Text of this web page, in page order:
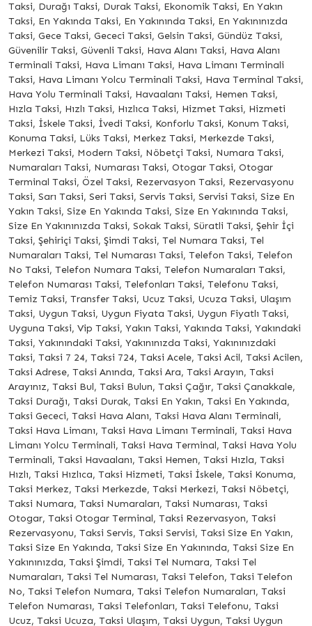
Taksi, Durağı Taksi, Durak Taksi, Ekonomik Taksi, En Yakın
Taksi, En Yakında Taksi, En Yakınında Taksi, En Yakınınızda
Taksi, Gece Taksi, Gececi Taksi, Gelsin Taksi, Gündüz Taksi,
Güvenilir Taksi, Güvenli Taksi, Hava Alanı Taksi, Hava Alanı
Terminali Taksi, Hava Limanı Taksi, Hava Limanı Terminali
Taksi, Hava Limanı Yolcu Terminali Taksi, Hava Terminal Taksi,
Hava Yolu Terminali Taksi, Havaalanı Taksi, Hemen Taksi,
Hızla Taksi, Hızlı Taksi, Hızlıca Taksi, Hizmet Taksi, Hizmeti
Taksi, İskele Taksi, İvedi Taksi, Konforlu Taksi, Konum Taksi,
Konuma Taksi, Lüks Taksi, Merkez Taksi, Merkezde Taksi,
Merkezi Taksi, Modern Taksi, Nöbetçi Taksi, Numara Taksi,
Numaraları Taksi, Numarası Taksi, Otogar Taksi, Otogar
Terminal Taksi, Özel Taksi, Rezervasyon Taksi, Rezervasyonu
Taksi, Sarı Taksi, Seri Taksi, Servis Taksi, Servisi Taksi, Size En
Yakın Taksi, Size En Yakında Taksi, Size En Yakınında Taksi,
Size En Yakınınızda Taksi, Sokak Taksi, Süratli Taksi, Şehir İçi
Taksi, Şehiriçi Taksi, Şimdi Taksi, Tel Numara Taksi, Tel
Numaraları Taksi, Tel Numarası Taksi, Telefon Taksi, Telefon
No Taksi, Telefon Numara Taksi, Telefon Numaraları Taksi,
Telefon Numarası Taksi, Telefonları Taksi, Telefonu Taksi,
Temiz Taksi, Transfer Taksi, Ucuz Taksi, Ucuza Taksi, Ulaşım
Taksi, Uygun Taksi, Uygun Fiyata Taksi, Uygun Fiyatlı Taksi,
Uyguna Taksi, Vip Taksi, Yakın Taksi, Yakında Taksi, Yakındaki
Taksi, Yakınındaki Taksi, Yakınınızda Taksi, Yakınınızdaki
Taksi, Taksi 7 24, Taksi 724, Taksi Acele, Taksi Acil, Taksi Acilen,
Taksi Adrese, Taksi Anında, Taksi Ara, Taksi Arayın, Taksi
Arayınız, Taksi Bul, Taksi Bulun, Taksi Çağır, Taksi Çanakkale,
Taksi Durağı, Taksi Durak, Taksi En Yakın, Taksi En Yakında,
Taksi Gececi, Taksi Hava Alanı, Taksi Hava Alanı Terminali,
Taksi Hava Limanı, Taksi Hava Limanı Terminali, Taksi Hava
Limanı Yolcu Terminali, Taksi Hava Terminal, Taksi Hava Yolu
Terminali, Taksi Havaalanı, Taksi Hemen, Taksi Hızla, Taksi
Hızlı, Taksi Hızlıca, Taksi Hizmeti, Taksi İskele, Taksi Konuma,
Taksi Merkez, Taksi Merkezde, Taksi Merkezi, Taksi Nöbetçi,
Taksi Numara, Taksi Numaraları, Taksi Numarası, Taksi
Otogar, Taksi Otogar Terminal, Taksi Rezervasyon, Taksi
Rezervasyonu, Taksi Servis, Taksi Servisi, Taksi Size En Yakın,
Taksi Size En Yakında, Taksi Size En Yakınında, Taksi Size En
Yakınınızda, Taksi Şimdi, Taksi Tel Numara, Taksi Tel
Numaraları, Taksi Tel Numarası, Taksi Telefon, Taksi Telefon
No, Taksi Telefon Numara, Taksi Telefon Numaraları, Taksi
Telefon Numarası, Taksi Telefonları, Taksi Telefonu, Taksi
Ucuz, Taksi Ucuza, Taksi Ulaşım, Taksi Uygun, Taksi Uygun